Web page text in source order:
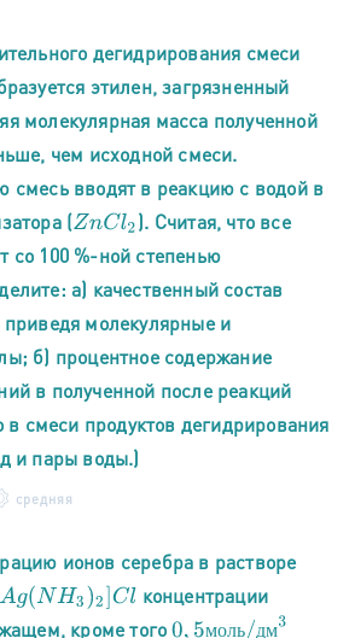
дегидрирования смеси
этилен, загрязненный
молекулярная масса полученной
чем исходной смеси.
смесь вводят в реакцию с водой в
(ZnCl2
). Считая, что все
со 100 %-ной степенью
а) качественный состав
приведя молекулярные и
б) процентное содержание
в полученной после реакций
в смеси продуктов дегидрирования
и пары воды.)
средняя
ионов серебра в растворе
Ag(NH3)2]Cl концентрации
кроме того моль дм
0,5моль/дм3